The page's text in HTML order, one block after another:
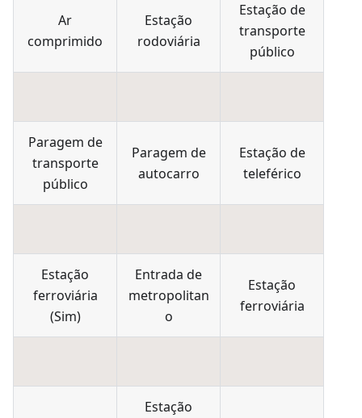
Ar
comprimido
Estação
rodoviária
Estação de
transporte
público
Paragem de
transporte
público
Paragem de
autocarro
Estação de
teleférico
Estação
ferroviária
(Sim)
Entrada de
metropolitan
o
Estação
ferroviária
Estação